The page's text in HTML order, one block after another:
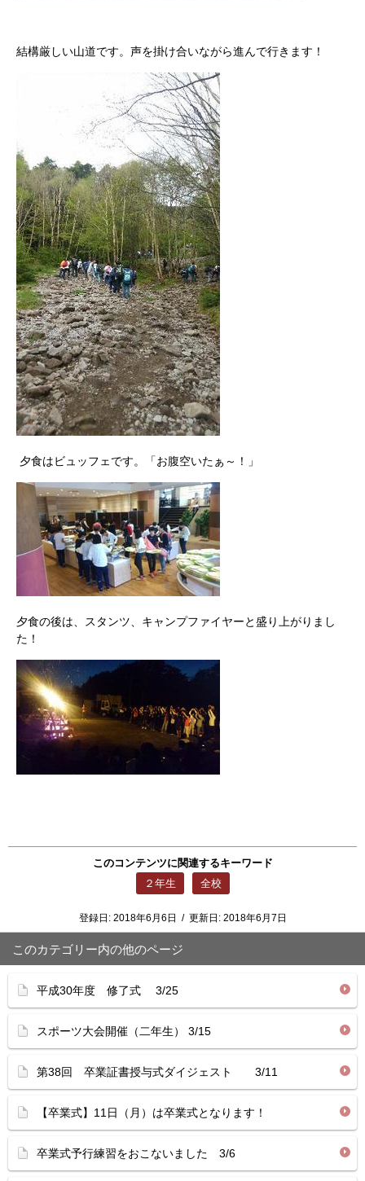
結構厳しい山道です。声を掛け合いながら進んで行きます！
夕食はビュッフェです。「お腹空いたぁ～！」
夕食の後は、スタンツ、キャンプファイヤーと盛り上がりまし
た！
このコンテンツに関連するキーワード
２年生
全校
登録日: 2018年6月6日 / 更新日: 2018年6月7日
このカテゴリー内の他のページ
平成30年度 修了式 3/25
スポーツ大会開催（二年生） 3/15
第38回 卒業証書授与式ダイジェスト 3/11
【卒業式】11日（月）は卒業式となります！
卒業式予行練習をおこないました 3/6